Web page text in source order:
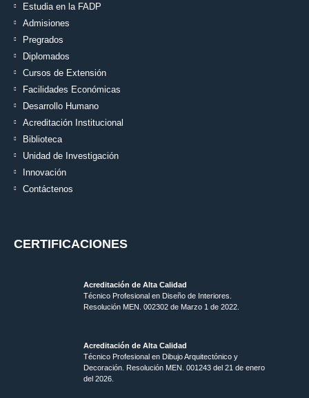
Estudia en la FADP
Admisiones
Pregrados
Diplomados
Cursos de Extensión
Facilidades Económicas
Desarrollo Humano
Acreditación Institucional
Biblioteca
Unidad de Investigación
Innovación
Contáctenos
CERTIFICACIONES
Acreditación de Alta Calidad
Técnico Profesional en Diseño de Interiores.
Resolución MEN. 002302 de Marzo 1 de 2022.
Acreditación de Alta Calidad
Técnico Profesional en Dibujo Arquitectónico y
Decoración. Resolución MEN. 001243 del 21 de enero
del 2026.